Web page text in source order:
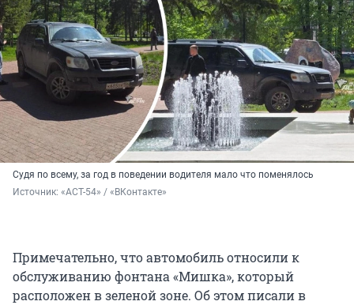
Судя по всему, за год в поведении водителя мало что поменялось
Источник: «АСТ-54» / «ВКонтакте»
Примечательно, что автомобиль относили к
обслуживанию фонтана «Мишка», который
расположен в зеленой зоне. Об этом писали в